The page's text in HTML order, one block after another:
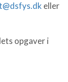
eller
opgaver i